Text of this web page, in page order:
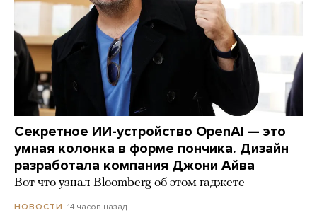
Секретное ИИ-устройство OpenAI — это
умная колонка в форме пончика. Дизайн
разработала компания Джони Айва
Вот что узнал Bloomberg об этом гаджете
НОВОСТИ 14 часов назад